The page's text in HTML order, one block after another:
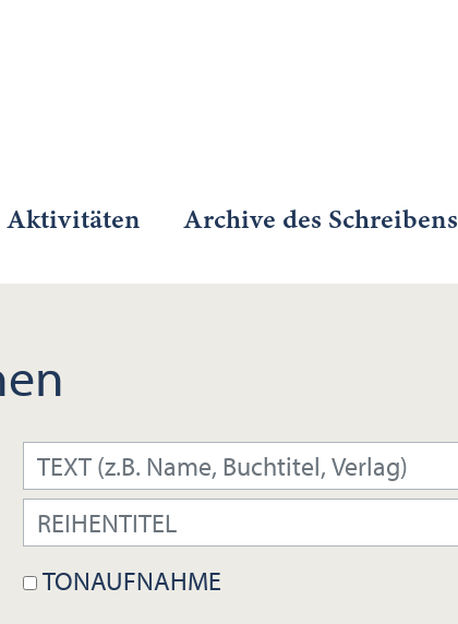
Aktivitäten Archive des Schreibens
TONAUFNAHME